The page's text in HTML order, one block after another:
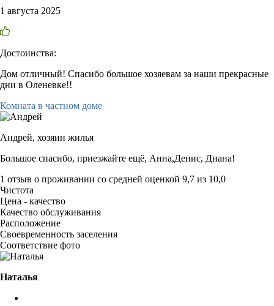
1 августа 2025
Достоинства:
Дом отличный! Спасибо большое хозяевам за наши прекрасные
дни в Оленевке!!
Комната в частном доме
Андрей, хозяин жилья
Большое спасибо, приезжайте ещё, Анна,Денис, Диана!
1 отзыв о проживании со средней оценкой 9,7 из 10,0
Чистота
Цена - качество
Качество обслуживания
Расположение
Своевременность заселения
Соответствие фото
Наталья